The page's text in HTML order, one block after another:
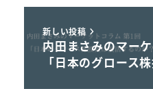
新しい投稿
内田まさみのマー
「日本のグロース